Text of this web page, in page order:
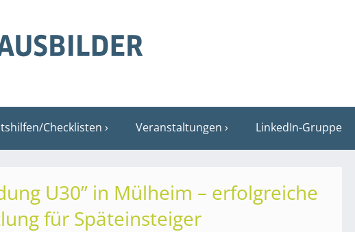
Checklisten Veranstaltungen LinkedIn-Gruppe
U30” in Mülheim – erfolgreiche
für Späteinsteiger